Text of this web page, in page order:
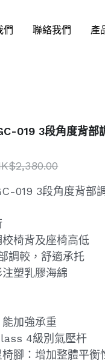
們 聯絡我們 產
019 3段角度背部
019 3段角度背部
椅背及座椅高低
調較，舒適承托
塑乳膠海綿
加強承重
4級別氣壓杆
腳：增加整體平衡